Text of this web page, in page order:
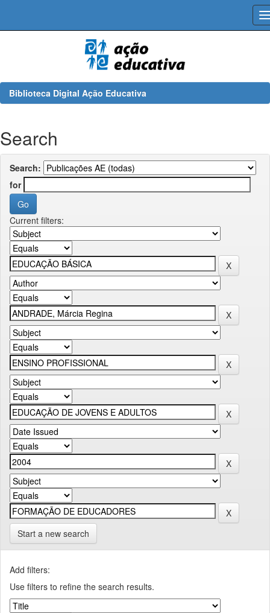
Biblioteca Digital Ação Educativa
Search
Search:
for
Current filters:
Start a new search
Add filters:
Use filters to refine the search results.